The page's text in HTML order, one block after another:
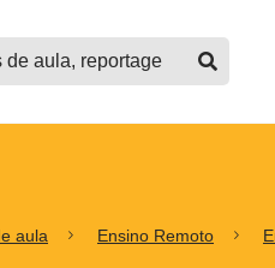
aula Ensino Remoto